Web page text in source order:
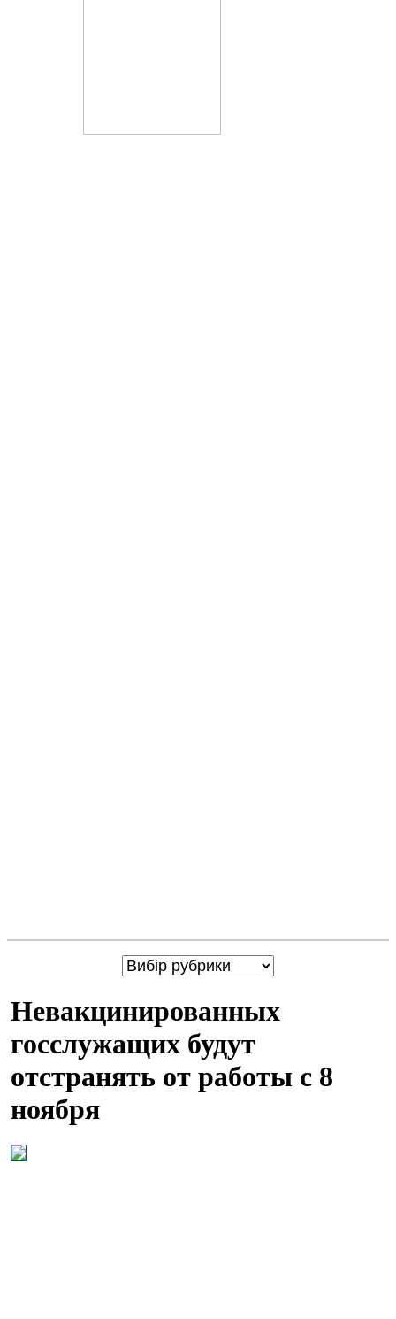
Невакцинированных
госслужащих будут
отстранять от работы с 8
ноября